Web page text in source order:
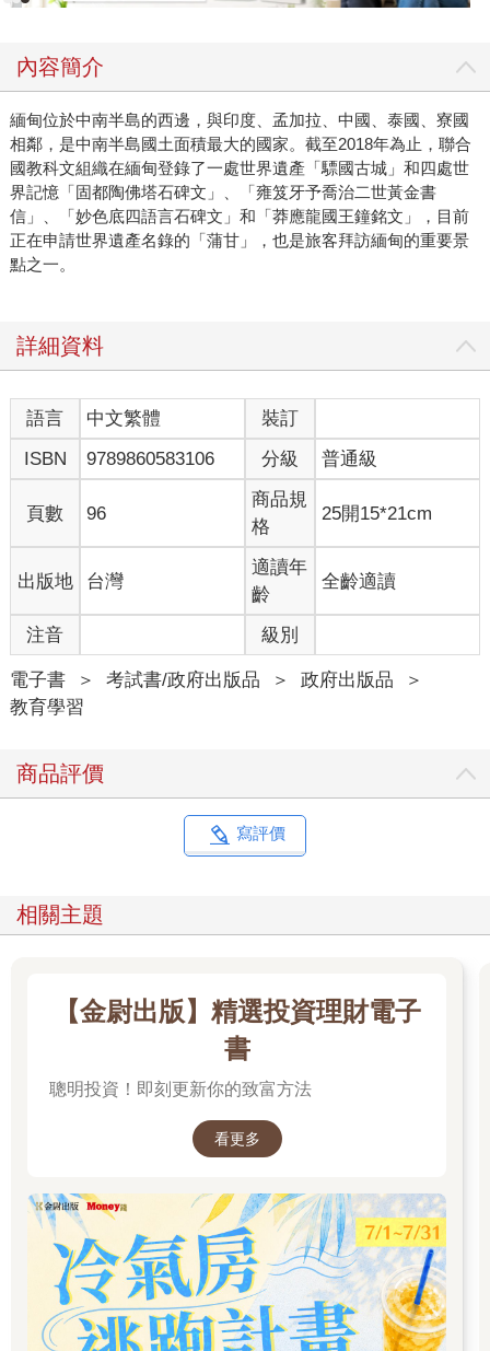
內容簡介
緬甸位於中南半島的西邊，與印度、孟加拉、中國、泰國、寮國
相鄰，是中南半島國土面積最大的國家。截至2018年為止，聯合
國教科文組織在緬甸登錄了一處世界遺產「驃國古城」和四處世
界記憶「固都陶佛塔石碑文」、「雍笈牙予喬治二世黃金書
信」、「妙色底四語言石碑文」和「莽應龍國王鐘銘文」，目前
正在申請世界遺產名錄的「蒲甘」，也是旅客拜訪緬甸的重要景
點之一。
詳細資料
語言 中文繁體
裝訂
ISBN
9789860583106 分級 普通級
頁數 96
商品規
格
25開15*21cm
出版地 台灣
適讀年
齡
全齡適讀
注音 級別
電子書 ＞ 考試書/政府出版品 ＞ 政府出版品
＞
教育學習
商品評價
寫評價
相關主題
【金尉出版】精選投資理財電子
書
聰明投資！即刻更新你的致富方法
看更多